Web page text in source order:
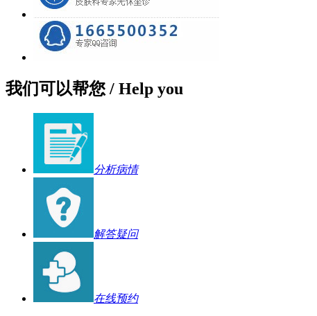
我们可以帮您 / Help you
分析病情
解答疑问
在线预约